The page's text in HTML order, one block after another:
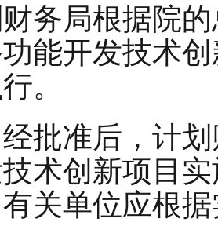
务局根据院
能开发技术
。
批准后，计
术创新项目
关单位应根